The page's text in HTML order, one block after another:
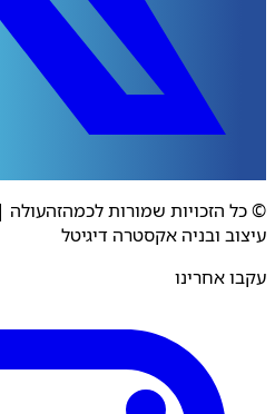
הזכויות שמורות לכמהזהעולה|
ובניה אקסטרה דיגיטל
אחרינו